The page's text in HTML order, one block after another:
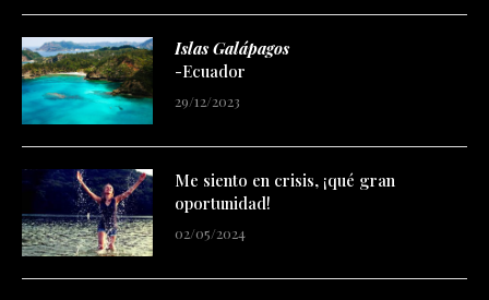
Islas Galápagos
-Ecuador
29/12/2023
Me siento en crisis, ¡qué gran
oportunidad!
02/05/2024